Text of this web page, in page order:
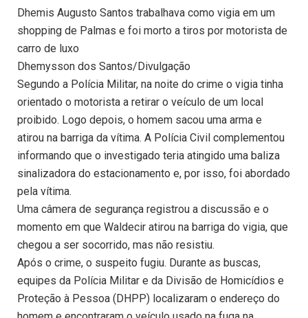
Dhemis Augusto Santos trabalhava como vigia em um
shopping de Palmas e foi morto a tiros por motorista de
carro de luxo
Dhemysson dos Santos/Divulgação
Segundo a Polícia Militar, na noite do crime o vigia tinha
orientado o motorista a retirar o veículo de um local
proibido. Logo depois, o homem sacou uma arma e
atirou na barriga da vítima. A Polícia Civil complementou
informando que o investigado teria atingido uma baliza
sinalizadora do estacionamento e, por isso, foi abordado
pela vítima.
Uma câmera de segurança registrou a discussão e o
momento em que Waldecir atirou na barriga do vigia, que
chegou a ser socorrido, mas não resistiu.
Após o crime, o suspeito fugiu. Durante as buscas,
equipes da Polícia Militar e da Divisão de Homicídios e
Proteção à Pessoa (DHPP) localizaram o endereço do